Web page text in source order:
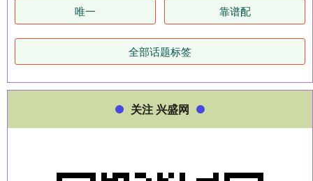
唯一 靠谱配
全部话题标签
关注 兴盛网